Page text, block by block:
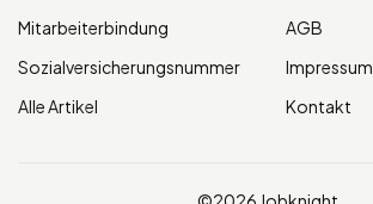
Mitarbeiterbindung
Sozialversicherungsnummer
Alle Artikel
AGB
Impressum
Kontakt